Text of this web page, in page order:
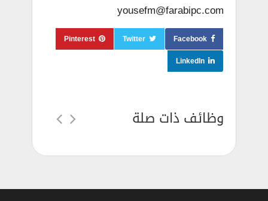
yousefm@farabipc.com
Facebook
Twitter
Pinterest
LinkedIn
وظائف ذات صلة